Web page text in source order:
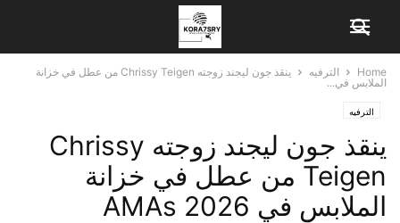
Home الترفيه
ينقذ جون ليجند زوجته Chrissy Teigen من عطل في خزانة
الملابس في...
الترفيه
ينقذ جون ليجند زوجته Chrissy
Teigen من عطل في خزانة
الملابس في 2026 AMAs